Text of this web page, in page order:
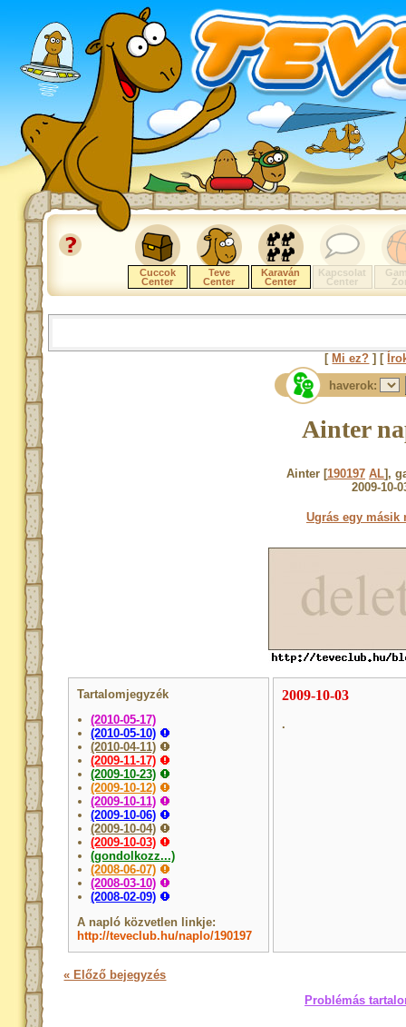
Cuccok
Center
Teve
Center
Karaván
Center
Kapcsolat
Center
[ Mi ez? ] [
haverok:
Ainter
Ainter [190197 AL],
2009-10-
Ugrás egy másik
Tartalomjegyzék
(2010-05-17)
(2010-05-10)
(2010-04-11)
(2009-11-17)
(2009-10-23)
(2009-10-12)
(2009-10-11)
(2009-10-06)
(2009-10-04)
(2009-10-03)
(gondolkozz...)
(2008-06-07)
(2008-03-10)
(2008-02-09)
A napló közvetlen linkje:
http://teveclub.hu/naplo/190197
2009-10-03
.
« Előző bejegyzés
Problémás